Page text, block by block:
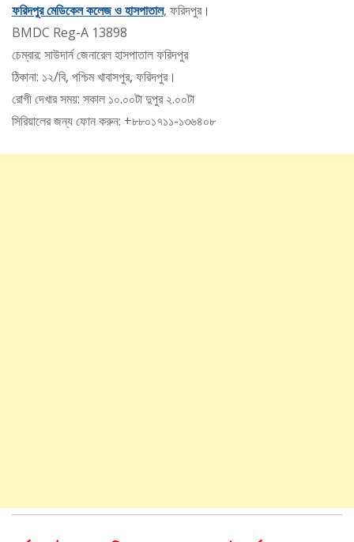
ফরিদপুর মেডিকেল কলেজ ও হাসপাতাল, ফরিদপুর।
BMDC Reg-A 13898
চেম্বার: সাউদার্ন জেনারেল হাসপাতাল ফরিদপুর
ঠিকানা: ১২/বি, পশ্চিম খাবাসপুর, ফরিদপুর।
রোগী দেখার সময়: সকাল ১০.০০টা দুপুর ২.০০টা
সিরিয়ালের জন্য ফোন করুন: +৮৮০১৭১১-১৩৬৪০৮